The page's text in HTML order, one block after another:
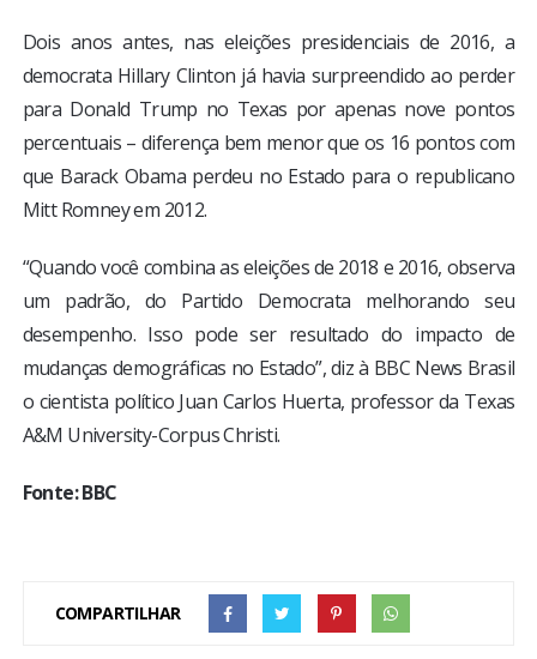
Dois anos antes, nas eleições presidenciais de 2016, a
democrata Hillary Clinton já havia surpreendido ao perder
para Donald Trump no Texas por apenas nove pontos
percentuais – diferença bem menor que os 16 pontos com
que Barack Obama perdeu no Estado para o republicano
Mitt Romney em 2012.
“Quando você combina as eleições de 2018 e 2016, observa
um padrão, do Partido Democrata melhorando seu
desempenho. Isso pode ser resultado do impacto de
mudanças demográficas no Estado”, diz à BBC News Brasil
o cientista político Juan Carlos Huerta, professor da Texas
A&M University-Corpus Christi.
Fonte: BBC
COMPARTILHAR